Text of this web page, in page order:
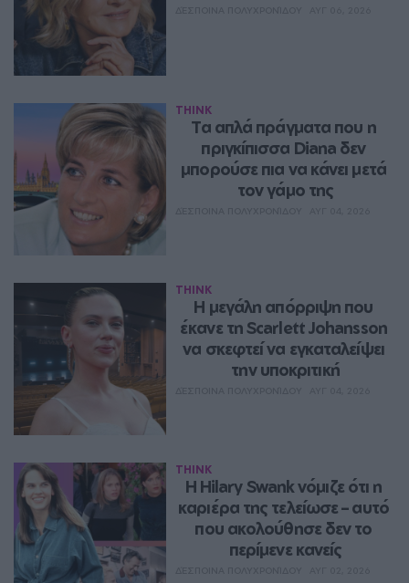
THINK
Τα απλά πράγματα που η
πριγκίπισσα Diana δεν
μπορούσε πια να κάνει μετά
τον γάμο της
THINK
Η μεγάλη απόρριψη που
έκανε τη Scarlett Johansson
να σκεφτεί να εγκαταλείψει
την υποκριτική
THINK
Η Hilary Swank νόμιζε ότι η
καριέρα της τελείωσε – αυτό
που ακολούθησε δεν το
περίμενε κανείς